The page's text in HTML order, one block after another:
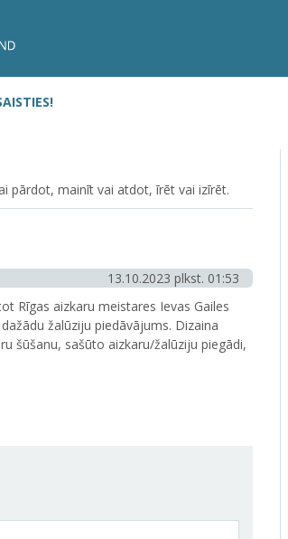
pārdot, mainīt vai atdot, īrēt vai izīrēt.
13.10.2023 plkst. 01:53
Rīgas aizkaru meistares Ievas Gailes
žalūziju piedāvājums. Dizaina
šūšanu, sašūto aizkaru/žalūziju piegādi,